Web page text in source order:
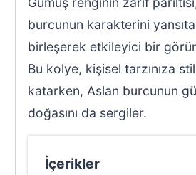
burcunun karakterini
birleşerek etkileyici bir
Bu kolye, kişisel tarzınıza
katarken, Aslan burcunun
doğasını da sergiler.
İçerikler